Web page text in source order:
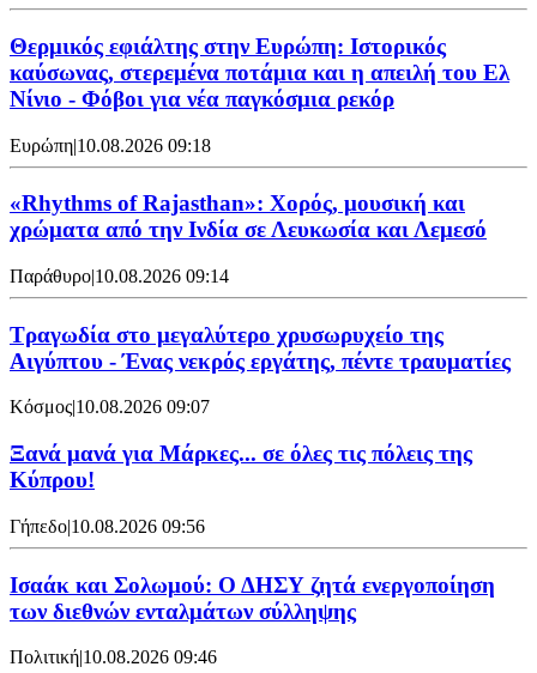
Θερμικός εφιάλτης στην Ευρώπη: Ιστορικός
καύσωνας, στερεμένα ποτάμια και η απειλή του Ελ
Νίνιο - Φόβοι για νέα παγκόσμια ρεκόρ
Ευρώπη|10.08.2026 09:18
«Rhythms of Rajasthan»: Χορός, μουσική και
χρώματα από την Ινδία σε Λευκωσία και Λεμεσό
Παράθυρο|10.08.2026 09:14
Τραγωδία στο μεγαλύτερο χρυσωρυχείο της
Αιγύπτου - Ένας νεκρός εργάτης, πέντε τραυματίες
Κόσμος|10.08.2026 09:07
Ξανά μανά για Μάρκες... σε όλες τις πόλεις της
Κύπρου!
Γήπεδο|10.08.2026 09:56
Ισαάκ και Σολωμού: Ο ΔΗΣΥ ζητά ενεργοποίηση
των διεθνών ενταλμάτων σύλληψης
Πολιτική|10.08.2026 09:46